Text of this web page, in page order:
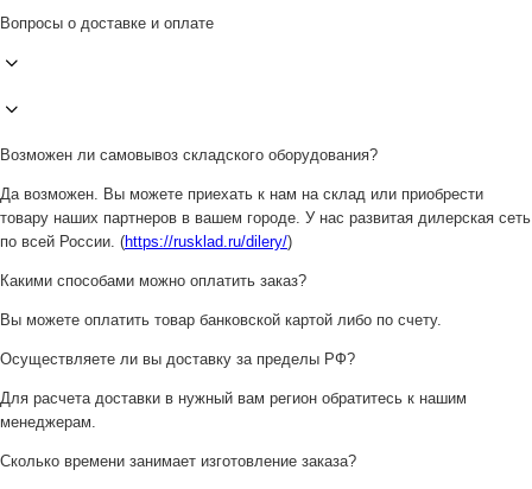
Вопросы о доставке и оплате
Возможен ли самовывоз складского оборудования?
Да возможен. Вы можете приехать к нам на склад или приобрести
товару наших партнеров в вашем городе. У нас развитая дилерская сеть
по всей России. (https://rusklad.ru/dilery/)
Какими способами можно оплатить заказ?
Вы можете оплатить товар банковской картой либо по счету.
Осуществляете ли вы доставку за пределы РФ?
Для расчета доставки в нужный вам регион обратитесь к нашим
менеджерам.
Сколько времени занимает изготовление заказа?